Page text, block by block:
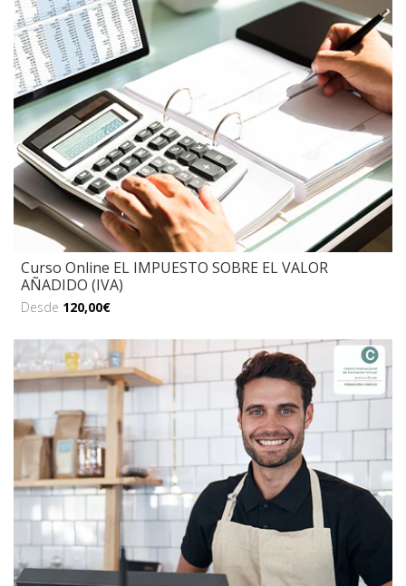
Curso Online EL IMPUESTO SOBRE EL VALOR
AÑADIDO (IVA)
Desde 120,00€